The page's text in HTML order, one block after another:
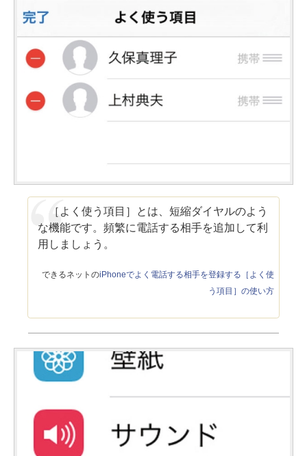
［よく使う項目］とは、短縮ダイヤルのよう
な機能です。頻繁に電話する相手を追加して利
用しましょう。
できるネットのiPhoneでよく電話する相手を登録する［よく使
う項目］の使い方